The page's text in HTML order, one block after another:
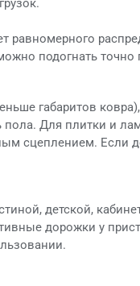
равномерного
подогнать точно
габаритов
Для плитки и
сцеплением. Если
детской,
дорожки у